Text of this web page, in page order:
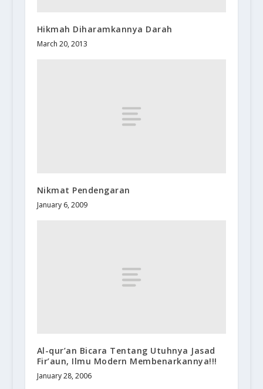
Hikmah Diharamkannya Darah
March 20, 2013
Nikmat Pendengaran
January 6, 2009
Al-qur’an Bicara Tentang Utuhnya Jasad
Fir’aun, Ilmu Modern Membenarkannya!!!
January 28, 2006